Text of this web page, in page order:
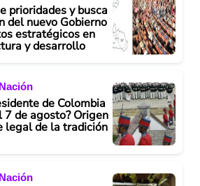
prioridades y busca
del nuevo Gobierno
estratégicos en
y desarrollo
Nación
de Colombia
7 de agosto? Origen
legal de la tradición
Nación